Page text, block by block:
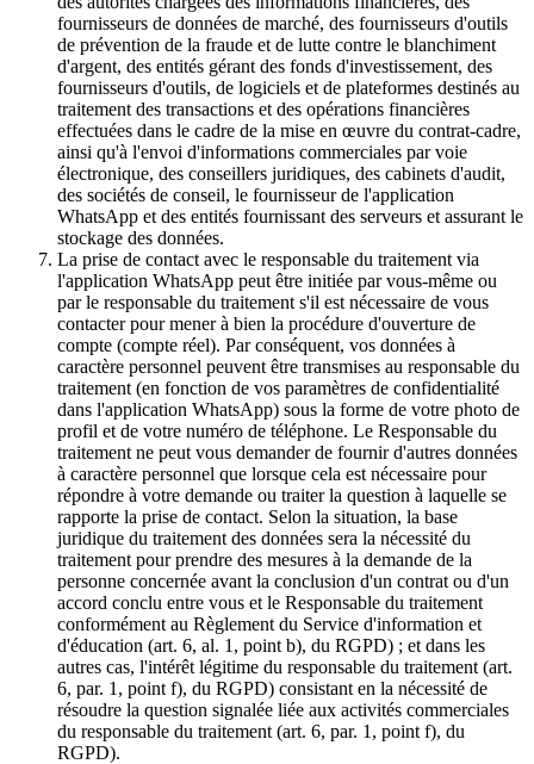
fournisseurs de données de marché, des fournisseurs d'outils
de prévention de la fraude et de lutte contre le blanchiment
d'argent, des entités gérant des fonds d'investissement, des
fournisseurs d'outils, de logiciels et de plateformes destinés au
traitement des transactions et des opérations financières
effectuées dans le cadre de la mise en œuvre du contrat-cadre,
ainsi qu'à l'envoi d'informations commerciales par voie
électronique, des conseillers juridiques, des cabinets d'audit,
des sociétés de conseil, le fournisseur de l'application
WhatsApp et des entités fournissant des serveurs et assurant le
stockage des données.
La prise de contact avec le responsable du traitement via
l'application WhatsApp peut être initiée par vous-même ou
par le responsable du traitement s'il est nécessaire de vous
contacter pour mener à bien la procédure d'ouverture de
compte (compte réel). Par conséquent, vos données à
caractère personnel peuvent être transmises au responsable du
traitement (en fonction de vos paramètres de confidentialité
dans l'application WhatsApp) sous la forme de votre photo de
profil et de votre numéro de téléphone. Le Responsable du
traitement ne peut vous demander de fournir d'autres données
à caractère personnel que lorsque cela est nécessaire pour
répondre à votre demande ou traiter la question à laquelle se
rapporte la prise de contact. Selon la situation, la base
juridique du traitement des données sera la nécessité du
traitement pour prendre des mesures à la demande de la
personne concernée avant la conclusion d'un contrat ou d'un
accord conclu entre vous et le Responsable du traitement
conformément au Règlement du Service d'information et
d'éducation (art. 6, al. 1, point b), du RGPD) ; et dans les
autres cas, l'intérêt légitime du responsable du traitement (art.
6, par. 1, point f), du RGPD) consistant en la nécessité de
résoudre la question signalée liée aux activités commerciales
du responsable du traitement (art. 6, par. 1, point f), du
RGPD).